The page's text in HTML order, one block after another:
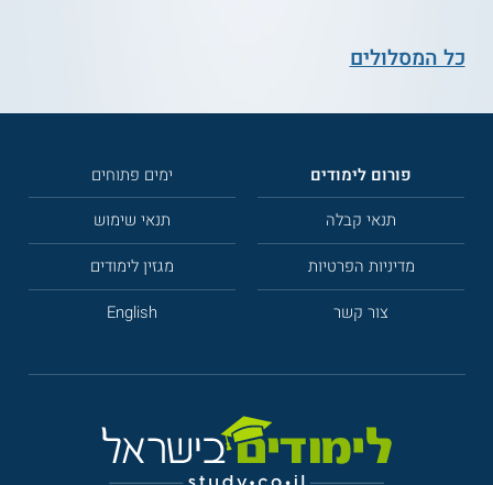
כל המסלולים
פורום לימודים
ימים פתוחים
תנאי קבלה
תנאי שימוש
מדיניות הפרטיות
מגזין לימודים
צור קשר
English